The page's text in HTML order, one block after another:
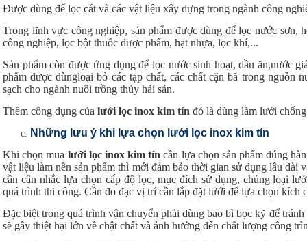
Được dùng để lọc cát và các vật liệu xây dựng trong ngành công
Trong lĩnh vực công nghiệp, sản phẩm được dùng để lọc nước sơn,
công nghiệp, lọc bột thuốc dược phẩm, hạt nhựa, lọc khí,...
Sản phẩm còn được ứng dụng để lọc nước sinh hoạt, dầu ăn,nước
phẩm được dùngloại bỏ các tạp chất, các chất cặn bã trong nguồn
sạch cho ngành nuôi trồng thủy hải sản.
Thêm công dụng của lưới lọc inox kim tín đó là dùng làm lưới
Những lưu ý khi lựa chọn lưới lọc inox kim tín
Khi chọn mua lưới lọcinox kim tíncần lựa chọn sản phẩm đúng
vật liệu làm nên sản phẩm thì mới đảm bảo thời gian sử dụng lâu dài
cần cân nhắc lựa chọn cấp độ lọc, mục đích sử dụng, chủng loại
quá trình thi công. Cần đo đạc vị trí cần lắp đặt lưới để lựa chọn kích
Đặc biệt trong quá trình vận chuyển phải dùng bao bì bọc kỹ để
sẽ gây thiệt hại lớn về chật chất và ảnh hưởng đến chất lượng công